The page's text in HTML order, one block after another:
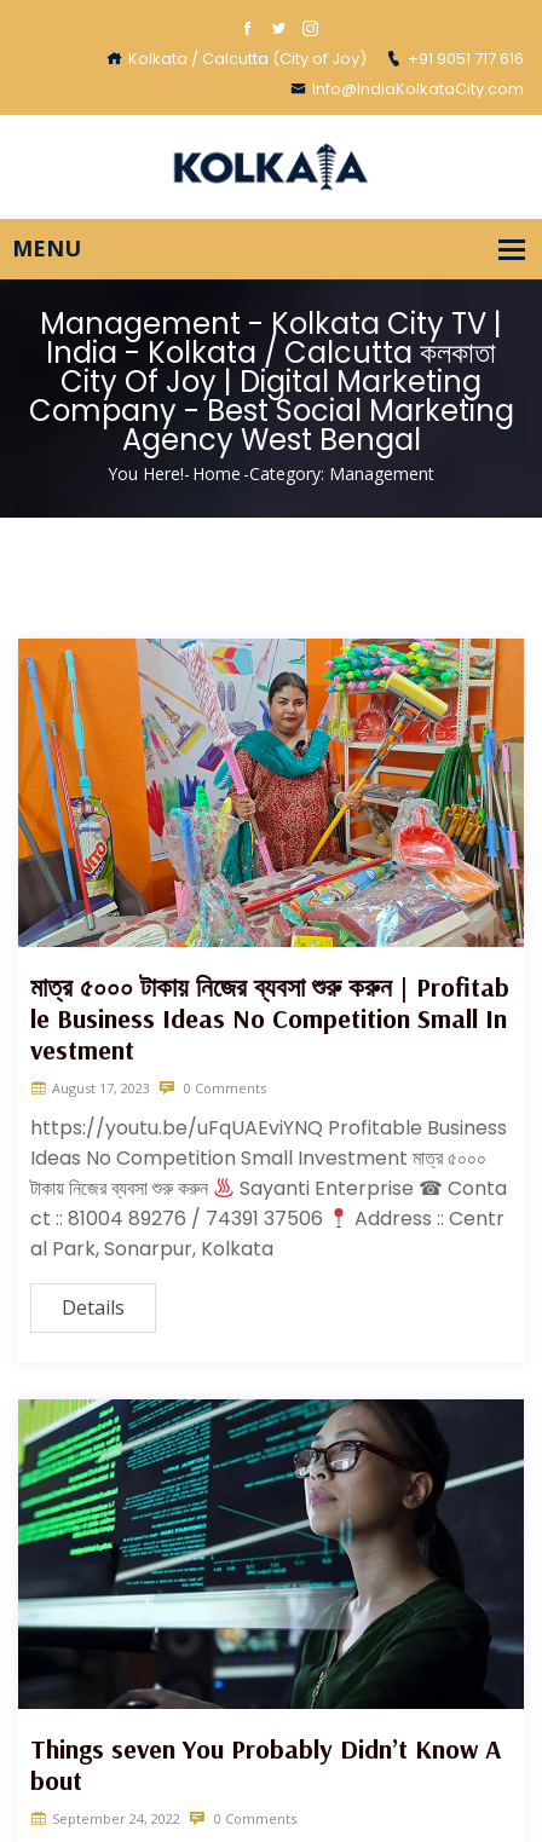
Kolkata / Calcutta (City of Joy)
+91 9051 717 616
Info@IndiaKolkataCity.com
Management - Kolkata City TV |
India - Kolkata / Calcutta কলকাতা
City Of Joy | Digital Marketing
Company - Best Social Marketing
Agency West Bengal
You Here!- Home -Category: Management
মাত্র ৫০০০ টাকায় নিজের ব্যবসা শুরু করুন | Profitab
le Business Ideas No Competition Small In
vestment
August 17, 2023 0 Comments
https://youtu.be/uFqUAEviYNQ Profitable Business
Ideas No Competition Small Investment মাত্র ৫০০০
টাকায় নিজের ব্যবসা শুরু করুন
Sayanti Enterprise ☎ Conta
ct :: 81004 89276 / 74391 37506
Address :: Centr
al Park, Sonarpur, Kolkata
Details
Things seven You Probably Didn’t Know A
bout
September 24, 2022 0 Comments